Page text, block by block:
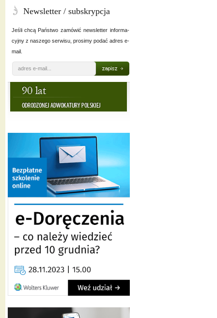
Newsletter / subskrypcja
Jeśli chcą Państwo zamówić newsletter informa-
cyjny z naszego serwisu, prosimy podać adres e-
mail.